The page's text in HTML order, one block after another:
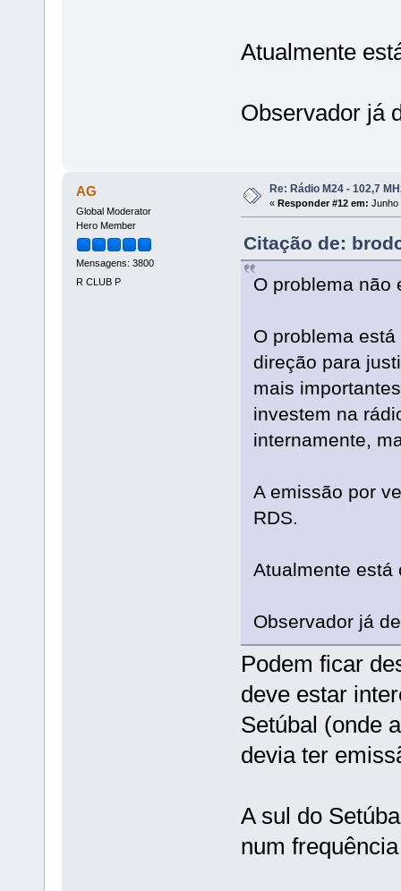
Atualmente
Observador já
AG
Global Moderator
Hero Member
Mensagens: 3800
R CLUB P
Re: Rádio M24 - 102,7
« Responder #12 em: Junho
Citação de:
O problema não
O problema
direção para
mais
investem na
internamente,
A emissão por
RDS.
Atualmente está
Observador já
Podem ficar
deve estar
Setúbal (onde
devia ter
A sul do
num